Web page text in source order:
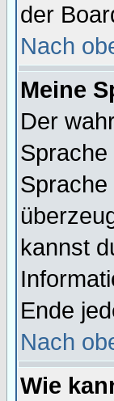
der
Nach
Meine
Der
kannst
Ende
Nach
Wie